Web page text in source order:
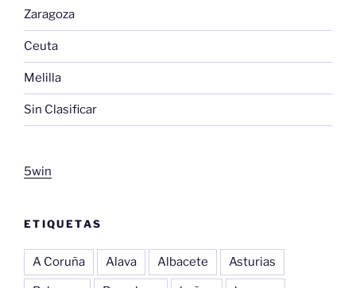
Zaragoza
Ceuta
Melilla
Sin Clasificar
5win
ETIQUETAS
A Coruña Alava Albacete Asturias